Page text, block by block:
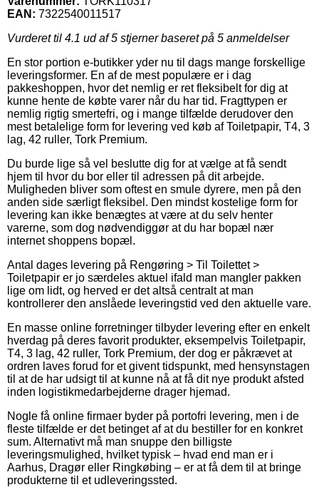
EAN: 7322540011517
Vurderet til 4.1 ud af 5 stjerner baseret på 5 anmeldelser
En stor portion e-butikker yder nu til dags mange forskellige
leveringsformer. En af de mest populære er i dag
pakkeshoppen, hvor det nemlig er ret fleksibelt for dig at
kunne hente de købte varer når du har tid. Fragttypen er
nemlig rigtig smertefri, og i mange tilfælde derudover den
mest betalelige form for levering ved køb af Toiletpapir, T4, 3
lag, 42 ruller, Tork Premium.
Du burde lige så vel beslutte dig for at vælge at få sendt
hjem til hvor du bor eller til adressen på dit arbejde.
Muligheden bliver som oftest en smule dyrere, men på den
anden side særligt fleksibel. Den mindst kostelige form for
levering kan ikke benægtes at være at du selv henter
varerne, som dog nødvendiggør at du har bopæl nær
internet shoppens bopæl.
Antal dages levering på Rengøring > Til Toilettet >
Toiletpapir er jo særdeles aktuel ifald man mangler pakken
lige om lidt, og herved er det altså centralt at man
kontrollerer den anslåede leveringstid ved den aktuelle vare.
En masse online forretninger tilbyder levering efter en enkelt
hverdag på deres favorit produkter, eksempelvis Toiletpapir,
T4, 3 lag, 42 ruller, Tork Premium, der dog er påkrævet at
ordren laves forud for et givent tidspunkt, med hensynstagen
til at de har udsigt til at kunne nå at få dit nye produkt afsted
inden logistikmedarbejderne drager hjemad.
Nogle få online firmaer byder på portofri levering, men i de
fleste tilfælde er det betinget af at du bestiller for en konkret
sum. Alternativt må man snuppe den billigste
leveringsmulighed, hvilket typisk – hvad end man er i
Aarhus, Dragør eller Ringkøbing – er at få dem til at bringe
produkterne til et udleveringssted.